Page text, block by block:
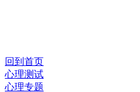
回到首页
心理测试
心理专题